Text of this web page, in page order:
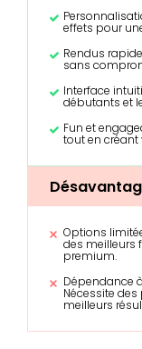
effets pour
Rendus
sans
Interface
débutants et
Fun et
tout en
Options
des meilleurs
premium.
Dépendance
Nécessite
meilleurs